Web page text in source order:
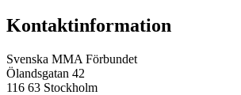
Kontaktinformation
Svenska MMA Förbundet
Ölandsgatan 42
116 63 Stockholm